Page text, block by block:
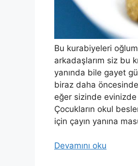
Bu kurabiyeleri
arkadaşlarım siz bu
yanında bile gayet
biraz daha
eğer sizinde
Çocukların okul
için çayın yanına
Devamını oku